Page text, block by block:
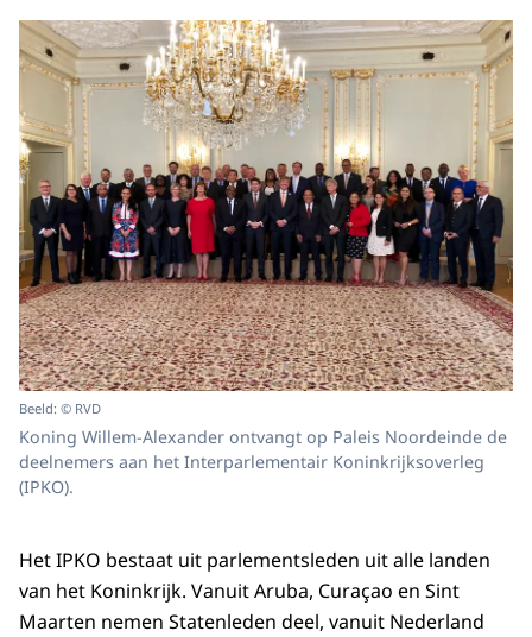
Beeld: © RVD
Koning Willem-Alexander ontvangt op Paleis Noordeinde de
deelnemers aan het Interparlementair Koninkrijksoverleg
(IPKO).
Het IPKO bestaat uit parlementsleden uit alle landen
van het Koninkrijk. Vanuit Aruba, Curaçao en Sint
Maarten nemen Statenleden deel, vanuit Nederland